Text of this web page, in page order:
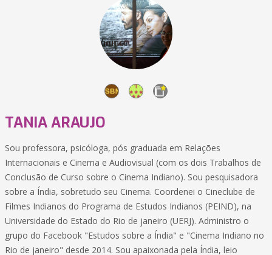
TANIA ARAUJO
Sou professora, psicóloga, pós graduada em Relações
Internacionais e Cinema e Audiovisual (com os dois Trabalhos de
Conclusão de Curso sobre o Cinema Indiano). Sou pesquisadora
sobre a Índia, sobretudo seu Cinema. Coordenei o Cineclube de
Filmes Indianos do Programa de Estudos Indianos (PEIND), na
Universidade do Estado do Rio de janeiro (UERJ). Administro o
grupo do Facebook "Estudos sobre a Índia" e "Cinema Indiano no
Rio de janeiro" desde 2014. Sou apaixonada pela Índia, leio